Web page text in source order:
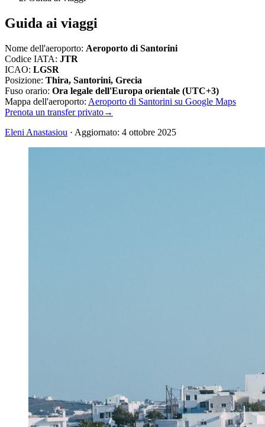
Guida ai viaggi
Nome dell'aeroporto: Aeroporto di Santorini
Codice IATA: JTR
ICAO: LGSR
Posizione: Thira, Santorini, Grecia
Fuso orario: Ora legale dell'Europa orientale (UTC+3)
Mappa dell'aeroporto: Aeroporto di Santorini su Google Maps
Prenota un transfer privato→
Eleni Anastasiou · Aggiornato: 4 ottobre 2025